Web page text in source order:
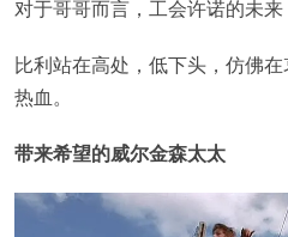
对于哥哥而言，工会许诺的未来
比利站在高处，低下头，仿佛在
热血。
带来希望的威尔金森太太